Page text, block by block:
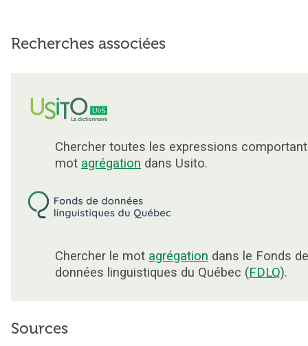
Recherches associées
Chercher toutes les expressions
mot agrégation dans Usito.
Chercher le mot agrégation dans le Fonds de
données linguistiques du Québec (FDLQ).
Sources